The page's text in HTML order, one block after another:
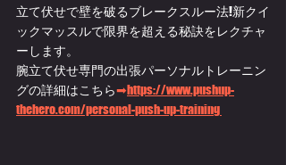
立て伏せで壁を破るブレークスルー法!新クイ
ックマッスルで限界を超える秘訣をレクチャ
ーします。
腕立て伏せ専門の出張パーソナルトレーニン
グの詳細はこちら➡https://www.pushup-
thehero.com/personal-push-up-training